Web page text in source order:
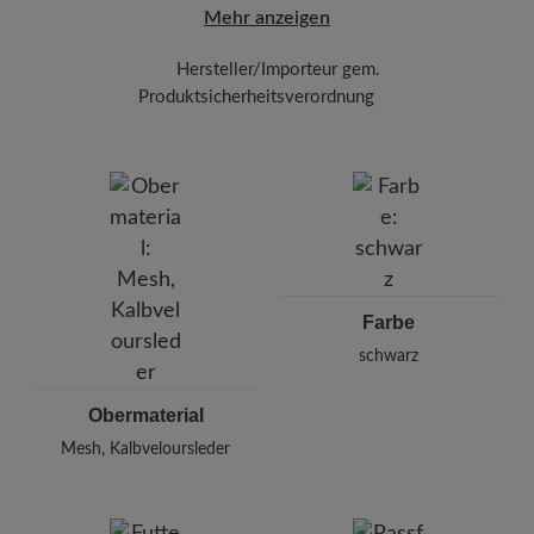
Mehr anzeigen
Hersteller/Importeur gem.
Produktsicherheitsverordnung
Pleidelsheimer Str. 15/1, 74321 Bietigheim-Bissingen,
E-mail:
kundenbetreuung@baer-schuhe.de
Obermaterial
Mesh, Kalbveloursleder
Farbe
schwarz